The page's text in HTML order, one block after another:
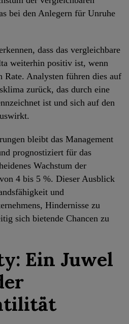
bei den Anlegern für Unruhe
dass das vergleichbare
weiterhin positiv ist, wenn
Rate. Analysten führen dies auf
zurück, das durch eine
ist und sich auf den
bleibt das Management
prognostiziert für das
Wachstum der
4 bis 5 %. Dieser Ausblick
und
Hindernisse zu
sich bietende Chancen zu
Ein Juwel